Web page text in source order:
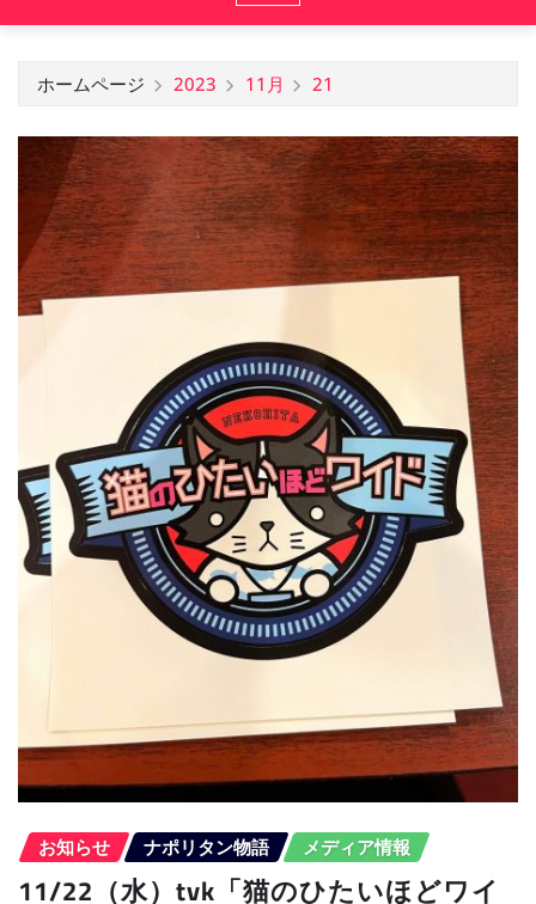
ホームページ 2023 11月 21
お知らせ ナポリタン物語 メディア情報
11/22（水）tvk「猫のひたいほどワイ